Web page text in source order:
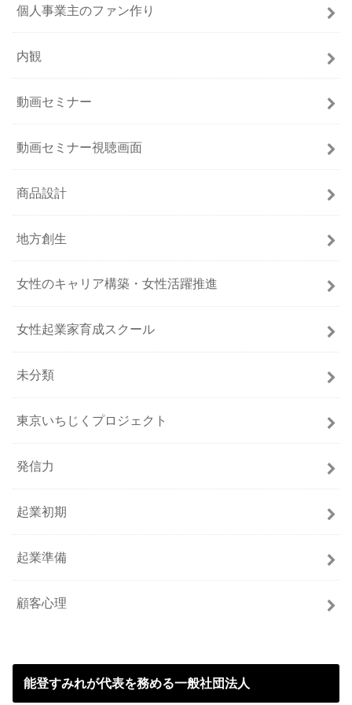
個人事業主のファン作り
内観
動画セミナー
動画セミナー視聴画面
商品設計
地方創生
女性のキャリア構築・女性活躍推進
女性起業家育成スクール
未分類
東京いちじくプロジェクト
発信力
起業初期
起業準備
顧客心理
能登すみれが代表を務める一般社団法人